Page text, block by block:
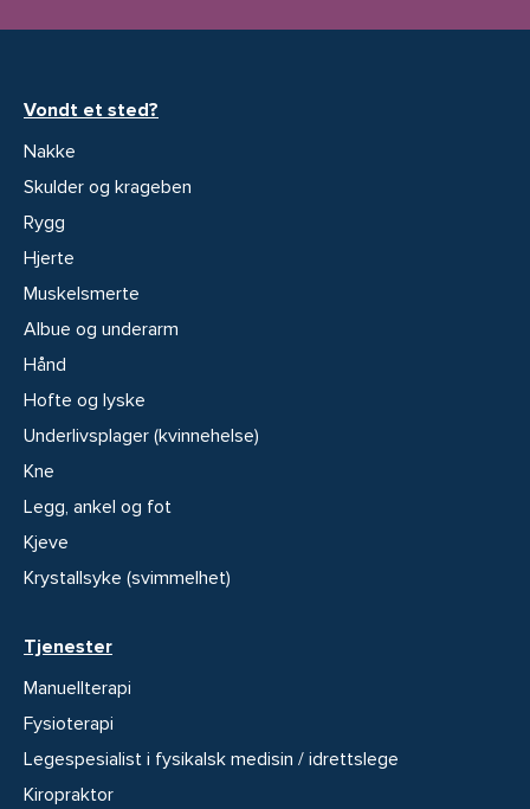
Vondt et sted?
Nakke
Skulder og krageben
Rygg
Hjerte
Muskelsmerte
Albue og underarm
Hånd
Hofte og lyske
Underlivsplager (kvinnehelse)
Kne
Legg, ankel og fot
Kjeve
Krystallsyke (svimmelhet)
Tjenester
Manuellterapi
Fysioterapi
Legespesialist i fysikalsk medisin / idrettslege
Kiropraktor